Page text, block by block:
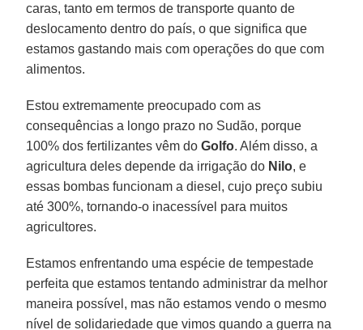
caras, tanto em termos de transporte quanto de
deslocamento dentro do país, o que significa que
estamos gastando mais com operações do que com
alimentos.
Estou extremamente preocupado com as
consequências a longo prazo no Sudão, porque
100% dos fertilizantes vêm doGolfo. Além disso, a
agricultura deles depende da irrigação do Nilo, e
essas bombas funcionam a diesel, cujo preço subiu
até 300%, tornando-o inacessível para muitos
agricultores.
Estamos enfrentando uma espécie de tempestade
perfeita que estamos tentando administrar da melhor
maneira possível, mas não estamos vendo o mesmo
nível de solidariedade que vimos quando a guerra na